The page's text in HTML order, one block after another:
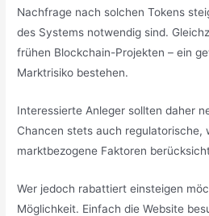
Nachfrage nach solchen Tokens
des Systems notwendig sind.
frühen Blockchain-Projekten – ein
Marktrisiko bestehen.
Interessierte Anleger sollten daher
Chancen stets auch regulatorische,
marktbezogene Faktoren
Wer jedoch rabattiert einsteigen
Möglichkeit. Einfach die Website